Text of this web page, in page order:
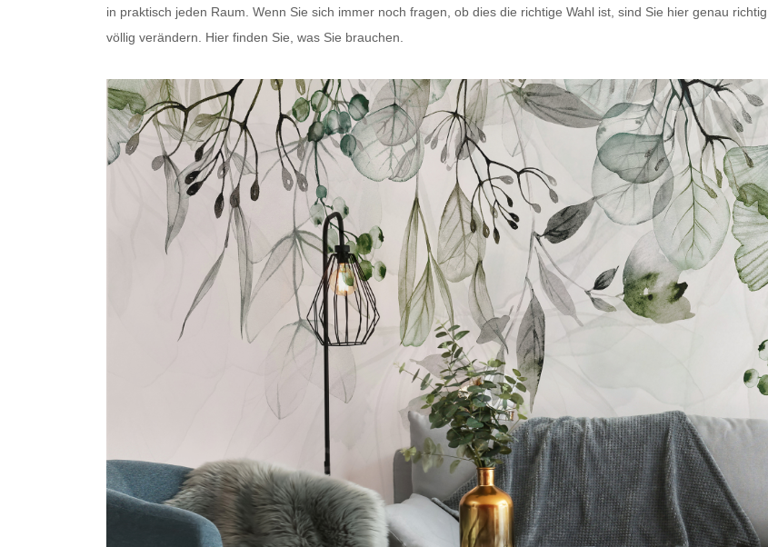
in praktisch jeden Raum. Wenn Sie sich immer noch fragen, ob dies die richtige Wahl ist, sind Sie hier genau richtig.
völlig verändern. Hier finden Sie, was Sie brauchen.